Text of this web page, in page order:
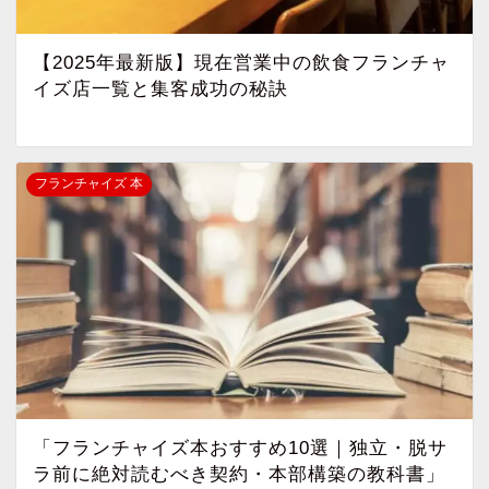
【2025年最新版】現在営業中の飲食フランチャ
イズ店一覧と集客成功の秘訣
フランチャイズ 本
「フランチャイズ本おすすめ10選｜独立・脱サ
ラ前に絶対読むべき契約・本部構築の教科書」